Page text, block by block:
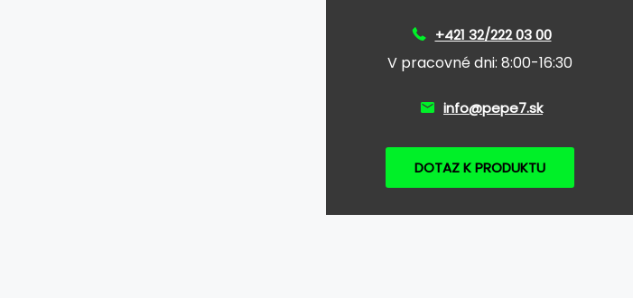
+421 32/222 03 00
V pracovné dni: 8:00-16:30
info@pepe7.sk
DOTAZ K PRODUKTU